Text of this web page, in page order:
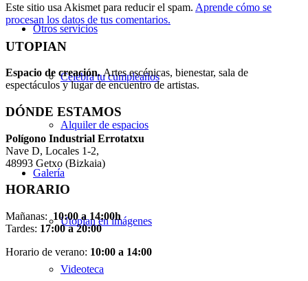
Otros servicios
Celebra tu cumpleaños
Alquiler de espacios
Galería
Utopian en imágenes
Videoteca
Este sitio usa Akismet para reducir el spam. Aprende cómo se
procesan los datos de tus comentarios.
UTOPIAN
Espacio de creación.Artes escénicas, bienestar, sala de
espectáculos y lugar de encuentro de artistas.
DÓNDE ESTAMOS
Polígono Industrial Errotatxu
Nave D, Locales 1-2,
48993 Getxo (Bizkaia)
HORARIO
Mañanas: 10:00 a 14:00h
Tardes: 17:00 a 20:00
Horario de verano: 10:00 a 14:00